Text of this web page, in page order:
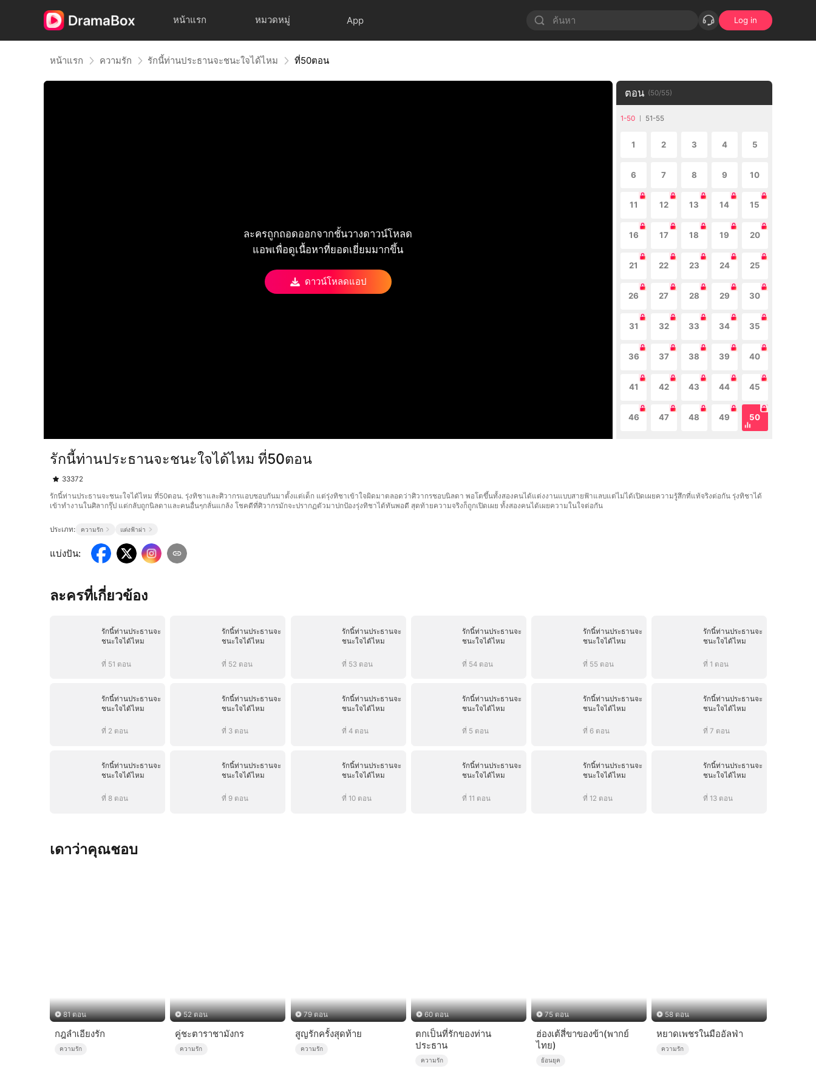
หน้าแรก หมวดหมู่ App Log in
หน้าแรก ความรัก รักนี้ท่านประธานจะชนะใจได้ไหม ที่50ตอน
ละครถูกถอดออกจากชั้นวางดาวน์โหลด
แอพเพื่อดูเนื้อหาที่ยอดเยี่ยมมากขึ้น
ดาวน์โหลดแอป
ตอน (50/55)
1-50 51-55
1 2 3 4 5
6 7 8 9 10
11 12 13 14 15
16 17 18 19 20
21 22 23 24 25
26 27 28 29 30
31 32 33 34 35
36 37 38 39 40
41 42 43 44 45
46 47 48 49 50
รักนี้ท่านประธานจะชนะใจได้ไหม ที่50ตอน
33372
รักนี้ท่านประธานจะชนะใจได้ไหม ที่50ตอน. รุ่งทิชาและศิวากรแอบชอบกันมาตั้งแต่เด็ก แต่รุ่งทิชาเข้าใจผิดมาตลอดว่าศิวากรชอบนิลดา พอโตขึ้นทั้งสองคนได้แต่งงานแบบสายฟ้าแลบแต่ไม่ได้เปิดเผยความรู้สึกที่แท้จริงต่อกัน รุ่งทิชาได้
เข้าทำงานในศิลากรุ๊ป แต่กลับถูกนิลดาและคนอื่นๆกลั่นแกล้ง โชคดีที่ศิวากรมักจะปรากฏตัวมาปกป้องรุ่งทิชาได้ทันพอดี สุดท้ายความจริงก็ถูกเปิดเผย ทั้งสองคนได้เผยความในใจต่อกัน
ประเภท: ความรัก แต่งฟ้าผ่า
แบ่งปัน:
ละครที่เกี่ยวข้อง
รักนี้ท่านประธานจะ
ชนะใจได้ไหม
ที่ 51 ตอน
รักนี้ท่านประธานจะ
ชนะใจได้ไหม
ที่ 52 ตอน
รักนี้ท่านประธานจะ
ชนะใจได้ไหม
ที่ 53 ตอน
รักนี้ท่านประธานจะ
ชนะใจได้ไหม
ที่ 54 ตอน
รักนี้ท่านประธานจะ
ชนะใจได้ไหม
ที่ 55 ตอน
รักนี้ท่านประธานจะ
ชนะใจได้ไหม
ที่ 1 ตอน
รักนี้ท่านประธานจะ
ชนะใจได้ไหม
ที่ 2 ตอน
รักนี้ท่านประธานจะ
ชนะใจได้ไหม
ที่ 3 ตอน
รักนี้ท่านประธานจะ
ชนะใจได้ไหม
ที่ 4 ตอน
รักนี้ท่านประธานจะ
ชนะใจได้ไหม
ที่ 5 ตอน
รักนี้ท่านประธานจะ
ชนะใจได้ไหม
ที่ 6 ตอน
รักนี้ท่านประธานจะ
ชนะใจได้ไหม
ที่ 7 ตอน
รักนี้ท่านประธานจะ
ชนะใจได้ไหม
ที่ 8 ตอน
รักนี้ท่านประธานจะ
ชนะใจได้ไหม
ที่ 9 ตอน
รักนี้ท่านประธานจะ
ชนะใจได้ไหม
ที่ 10 ตอน
รักนี้ท่านประธานจะ
ชนะใจได้ไหม
ที่ 11 ตอน
รักนี้ท่านประธานจะ
ชนะใจได้ไหม
ที่ 12 ตอน
รักนี้ท่านประธานจะ
ชนะใจได้ไหม
ที่ 13 ตอน
เดาว่าคุณชอบ
81 ตอน
กฎลำเอียงรัก
ความรัก
52 ตอน
คู่ชะตาราชามังกร
ความรัก
79 ตอน
สูญรักครั้งสุดท้าย
ความรัก
60 ตอน
ตกเป็นที่รักของท่าน
ประธาน
ความรัก
75 ตอน
ฮ่องเต้สี่ขาของข้า(พากย์
ไทย)
ย้อนยุค
58 ตอน
หยาดเพชรในมืออัลฟ่า
ความรัก